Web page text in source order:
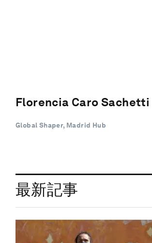
Florencia Caro Sachetti
Global Shaper, Madrid Hub
最新記事